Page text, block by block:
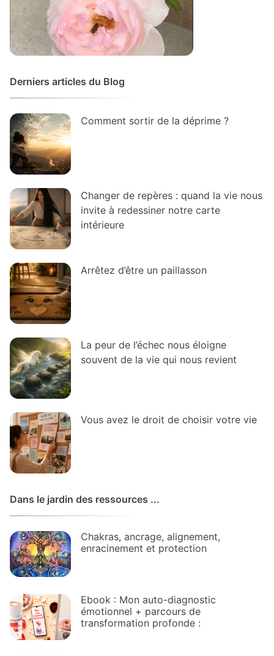
Derniers articles du Blog
Comment sortir de la déprime ?
Changer de repères : quand la vie nous
invite à redessiner notre carte
intérieure
Arrêtez d’être un paillasson
La peur de l’échec nous éloigne
souvent de la vie qui nous revient
Vous avez le droit de choisir votre vie
Dans le jardin des ressources ...
Chakras, ancrage, alignement,
enracinement et protection
Ebook : Mon auto-diagnostic
émotionnel + parcours de
transformation profonde :